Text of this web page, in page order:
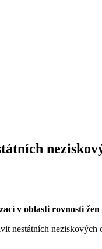
v oblasti rovnosti žen
nestátních neziskových